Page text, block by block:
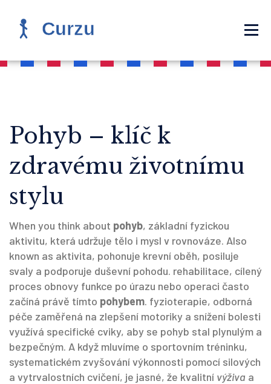
Pohyb – klíč k
zdravému životnímu
stylu
When you think about pohyb, základní fyzickou
aktivitu, která udržuje tělo i mysl v rovnováze. Also
known as aktivita, pohonuje krevní oběh, posiluje
svaly a podporuje duševní pohodu. rehabilitace, cílený
proces obnovy funkce po úrazu nebo operaci často
začíná právě tímto pohybem. fyzioterapie, odborná
péče zaměřená na zlepšení motoriky a snížení bolesti
využívá specifické cviky, aby se pohyb stal plynulým a
bezpečným. A když mluvíme o sportovním tréninku,
systematickém zvyšování výkonnosti pomocí silových
a vytrvalostních cvičení, je jasné, že kvalitní výživa a